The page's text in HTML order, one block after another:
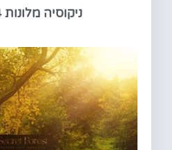
ניקוסיה מלונות 4 כוכבים